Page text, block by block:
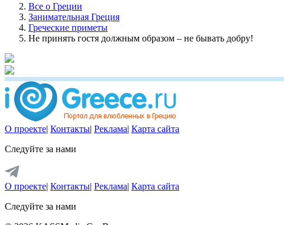
Все о Греции
Занимательная Греция
Греческие приметы
Не принять гостя должным образом – не бывать добру!
О проекте| Контакты| Реклама| Карта сайта
Следуйте за нами
О проекте| Контакты| Реклама| Карта сайта
Следуйте за нами